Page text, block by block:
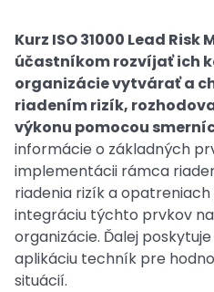
Kurz ISO 31000 Lead
účastníkom rozvíjať ich
organizácie vytvárať a
riadením rizík,
výkonu pomocou smerníc
informácie o základných
implementácii rámca
riadenia rizík a
integráciu týchto prvkov
organizácie. Ďalej
aplikáciu techník pre
situácií.